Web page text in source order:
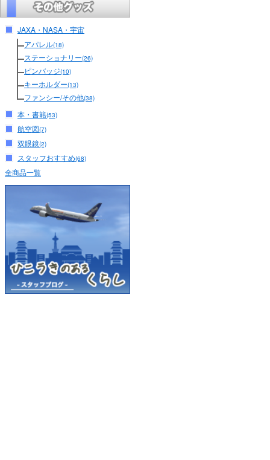
JAXA・NASA・宇宙
アパレル(18)
ステーショナリー(26)
ピンバッジ(10)
キーホルダー(13)
ファンシー/その他(38)
本・書籍(53)
航空図(7)
双眼鏡(2)
スタッフおすすめ(68)
全商品一覧